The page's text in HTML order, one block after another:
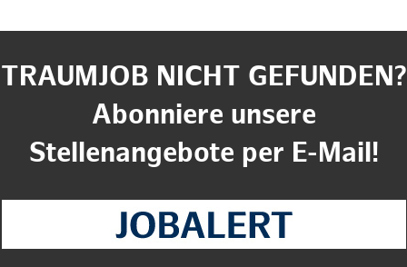
TRAUMJOB NICHT GEFUNDEN?
Abonniere unsere
Stellenangebote per E-Mail!